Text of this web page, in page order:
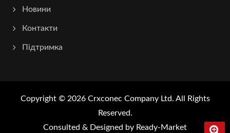
Новини
Контакти
Підтримка
Copyright © 2026 Crxconec Company Ltd. All Rights
Reserved.
Consulted & Designed by Ready-Market